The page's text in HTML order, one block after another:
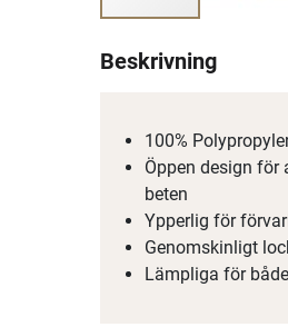
Beskrivning
100%
Öppen design för
beten
Ypperlig för
Genomskinligt
Lämpliga för